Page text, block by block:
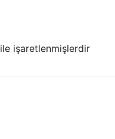
ile işaretlenmişlerdir